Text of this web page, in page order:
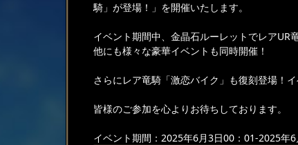
騎」が登場！」を開催いたします。
イベント期間中、金晶石ルーレットでレアUR
他にも様々な豪華イベントも同時開催！
さらにレア竜騎「激恋バイク」も復刻登場！
皆様のご参加を心よりお待ちしております。
イベント期間：2025年6月3日00：01-2025年